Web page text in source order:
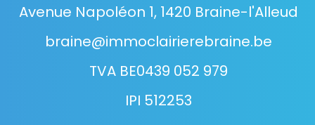
Avenue Napoléon 1, 1420 Braine-l'Alleud
braine@immoclairierebraine.be
TVA BE0439 052 979
IPI 512253